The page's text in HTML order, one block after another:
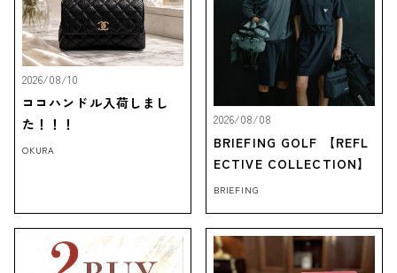
2026/08/10
ココハンドル入荷しまし
た！！！
OKURA
2026/08/08
BRIEFING GOLF 【REFL
ECTIVE COLLECTION】
BRIEFING